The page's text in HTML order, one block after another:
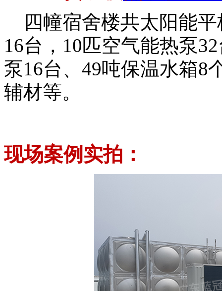
四幢宿舍楼共太阳能
16台，10匹空气能热泵
泵16台、49吨保温水箱8
辅材等。
现场案例实拍：